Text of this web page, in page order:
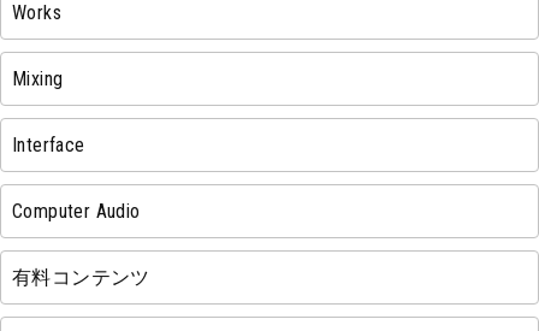
Works
Mixing
Interface
Computer Audio
有料コンテンツ